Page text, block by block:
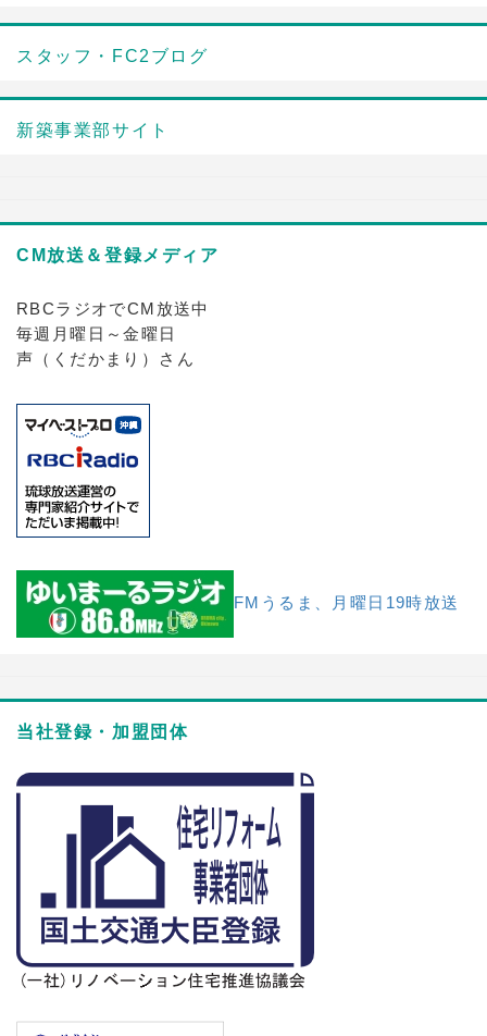
スタッフ・FC2ブログ
新築事業部サイト
CM放送＆登録メディア
RBCラジオでCM放送中
毎週月曜日～金曜日
声（くだかまり）さん
FMうるま、月曜日19時放送
当社登録・加盟団体